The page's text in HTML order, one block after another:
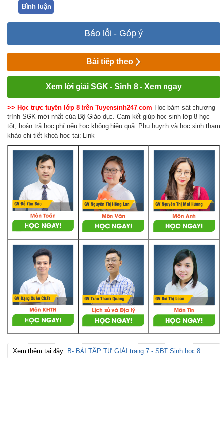
Bình luận
Báo lỗi - Góp ý
Bài tiếp theo
Xem lời giải SGK - Sinh 8 - Xem ngay
>> Học trực tuyến lớp 8 trên Tuyensinh247.com Học bám sát chương
trình SGK mới nhất của Bộ Giáo dục. Cam kết giúp học sinh lớp 8 học
tốt, hoàn trả học phí nếu học không hiệu quả. Phụ huynh và học sinh tham
khảo chi tiết khoá học tại: Link
Xem thêm tại đây: B- BÀI TẬP TỰ GIẢI trang 7 - SBT Sinh học 8